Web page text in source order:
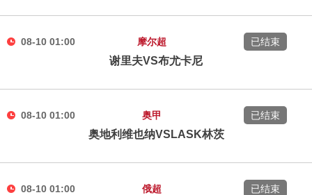
08-10 01:00 摩尔超
谢里夫VS布尤卡尼
已结束
08-10 01:00 奥甲
奥地利维也纳VSLASK林茨
已结束
08-10 01:00 俄超 已结束